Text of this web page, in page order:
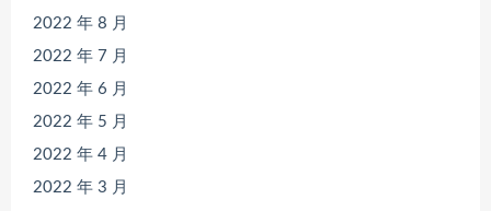
2022 年 8 月
2022 年 7 月
2022 年 6 月
2022 年 5 月
2022 年 4 月
2022 年 3 月